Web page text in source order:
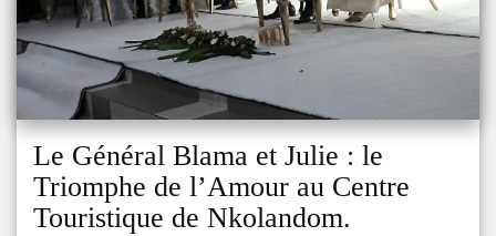
Le Général Blama et Julie : le
Triomphe de l’Amour au Centre
Touristique de Nkolandom.